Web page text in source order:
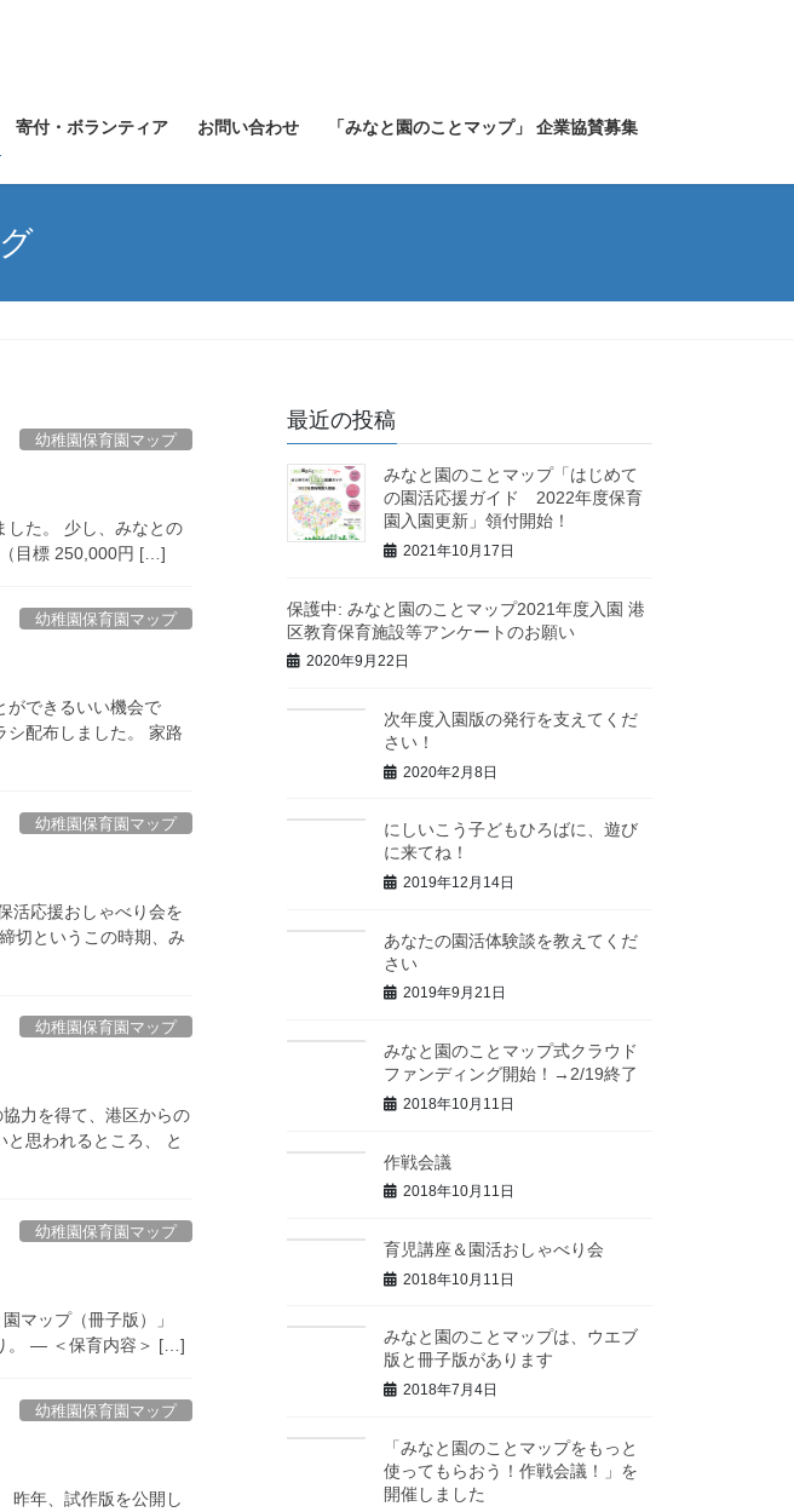
寄付・ボランティア お問い合わせ 「みなと園のことマップ」 企業協賛募集
幼稚園保育園マップ
した。 少し、みなとの
目標 250,000円 […]
幼稚園保育園マップ
ができるいい機会で
シ配布しました。 家路
幼稚園保育園マップ
活応援おしゃべり会を
切というこの時期、み
幼稚園保育園マップ
力を得て、港区からの
思われるところ、 と
幼稚園保育園マップ
マップ（冊子版）」
。 — ＜保育内容＞ […]
幼稚園保育園マップ
昨年、試作版を公開し
最近の投稿
みなと園のことマップ「はじめて
の園活応援ガイド 2022年度保育
園入園更新」領付開始！
2021年10月17日
保護中: みなと園のことマップ2021年度入園 港
区教育保育施設等アンケートのお願い
2020年9月22日
次年度入園版の発行を支えてくだ
さい！
2020年2月8日
にしいこう子どもひろばに、遊び
に来てね！
2019年12月14日
あなたの園活体験談を教えてくだ
さい
2019年9月21日
みなと園のことマップ式クラウド
ファンディング開始！→2/19終了
2018年10月11日
作戦会議
2018年10月11日
育児講座＆園活おしゃべり会
2018年10月11日
みなと園のことマップは、ウエブ
版と冊子版があります
2018年7月4日
「みなと園のことマップをもっと
使ってもらおう！作戦会議！」を
開催しました